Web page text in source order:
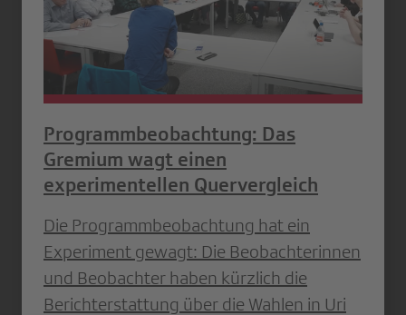
Programmbeobachtung: Das
Gremium wagt einen
experimentellen Quervergleich
Die Programmbeobachtung hat ein
Experiment gewagt: Die Beobachterinnen
und Beobachter haben kürzlich die
Berichterstattung über die Wahlen in Uri